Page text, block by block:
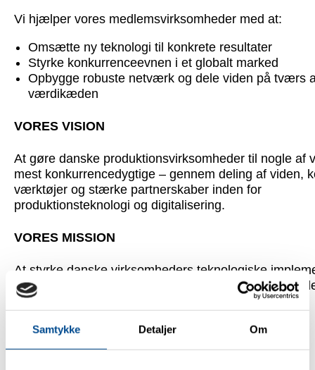
Samtykke Detaljer Om
Vi hjælper vores medlemsvirksomheder med at:
Omsætte ny teknologi til konkrete resultater
Styrke konkurrenceevnen i et globalt marked
Opbygge robuste netværk og dele viden på tværs
værdikæden
VORES VISION
At gøre danske produktionsvirksomheder til nogle af
mest konkurrencedygtige – gennem deling af viden,
værktøjer og stærke partnerskaber inden for
produktionsteknologi og digitalisering.
VORES MISSION
At styrke danske virksomheders teknologiske
robuste udvikling via facilitering af netværk og
Vi skaber værdi for vores medlemmer ved at: